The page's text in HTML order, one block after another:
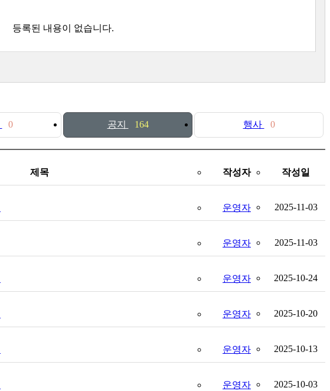
등록된 내용이 없습니다.
0 공지 164 행사 0
제목 작성자 작성일
운영자 2025-11-03
운영자 2025-11-03
운영자 2025-10-24
운영자 2025-10-20
운영자 2025-10-13
운영자 2025-10-03